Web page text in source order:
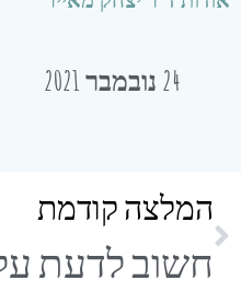
24 נובמבר 2021
המלצה קודמת
חשוב לדעת